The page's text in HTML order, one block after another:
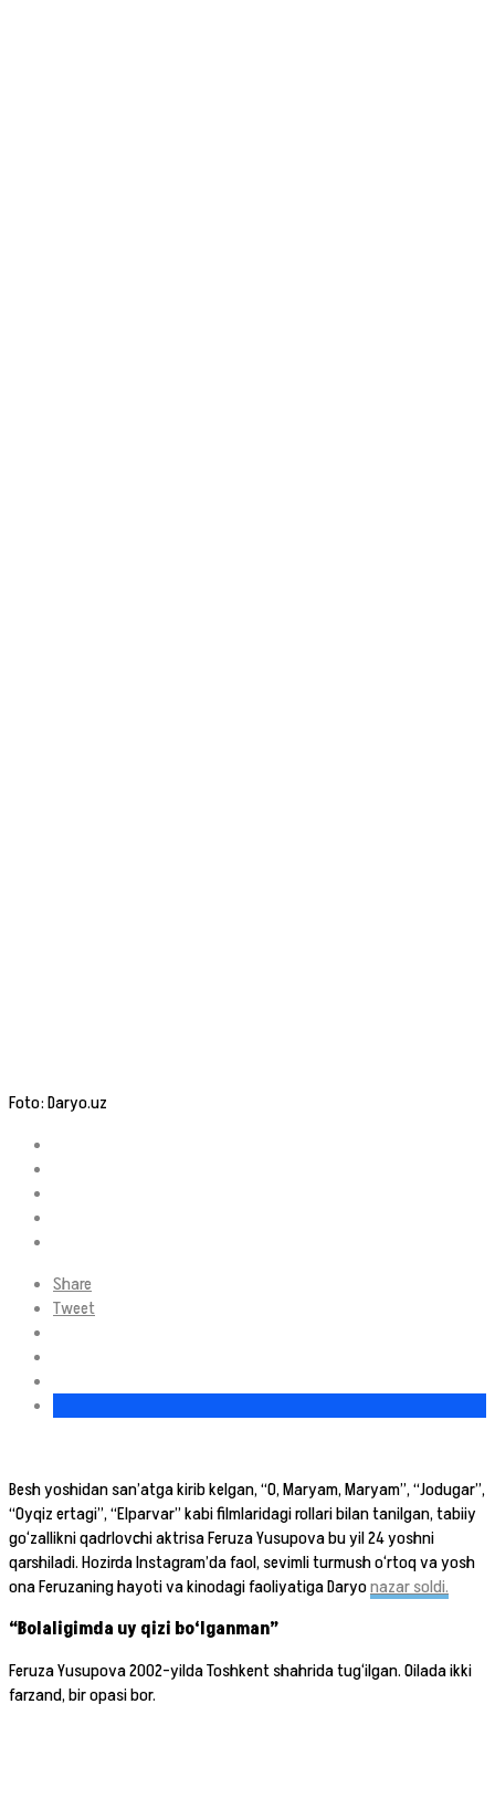
Foto: Daryo.uz
Share
Tweet
Besh yoshidan san’atga kirib kelgan, “O, Maryam, Maryam”, “Jodugar”,
“Oyqiz ertagi”, “Elparvar” kabi filmlaridagi rollari bilan tanilgan, tabiiy
go‘zallikni qadrlovchi aktrisa Feruza Yusupova bu yil 24 yoshni
qarshiladi. Hozirda Instagram’da faol, sevimli turmush o‘rtoq va yosh
ona Feruzaning hayoti va kinodagi faoliyatiga Daryonazar soldi.
“Bolaligimda uy qizi bo‘lganman”
Feruza Yusupova 2002-yilda Toshkent shahrida tug‘ilgan. Oilada ikki
farzand, bir opasi bor.